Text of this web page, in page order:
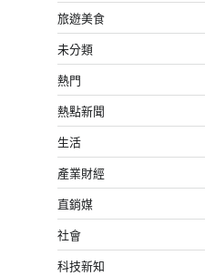
旅遊美食
未分類
熱門
熱點新聞
生活
產業財經
直銷媒
社會
科技新知